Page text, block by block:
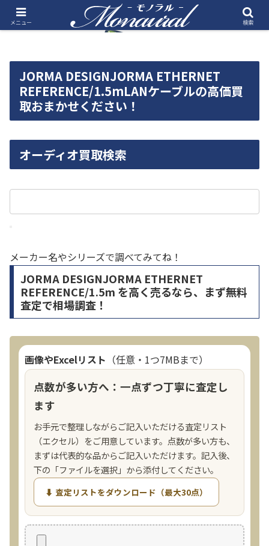
JORMA DESIGNJORMA ETHERNET
REFERENCE/1.5mLANケーブルの高価買
取おまかせください！
オーディオ買取検索
メーカー名やシリーズで調べてみてね！
JORMA DESIGNJORMA ETHERNET
REFERENCE/1.5m を高く売るなら、まず無料
査定で相場調査！
画像やExcelリスト （任意・1つ7MBまで）
点数が多い方へ：一点ずつ丁寧に査定し
ます
お手元で整理しながらご記入いただける査定リスト
（エクセル）をご用意しています。点数が多い方も、
まずは代表的な品からご記入いただけます。記入後、
下の「ファイルを選択」から添付してください。
⬇ 査定リストをダウンロード（最大30点）
メニュー 検索